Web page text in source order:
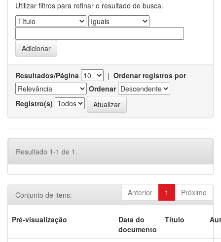
Utilizar filtros para refinar o resultado de busca.
Resultados/Página | Ordenar registros por
Ordenar
Registro(s)
Resultado 1-1 de 1.
Anterior 1 Próximo
Conjunto de itens:
Pré-visualização
Data do
documento
Título